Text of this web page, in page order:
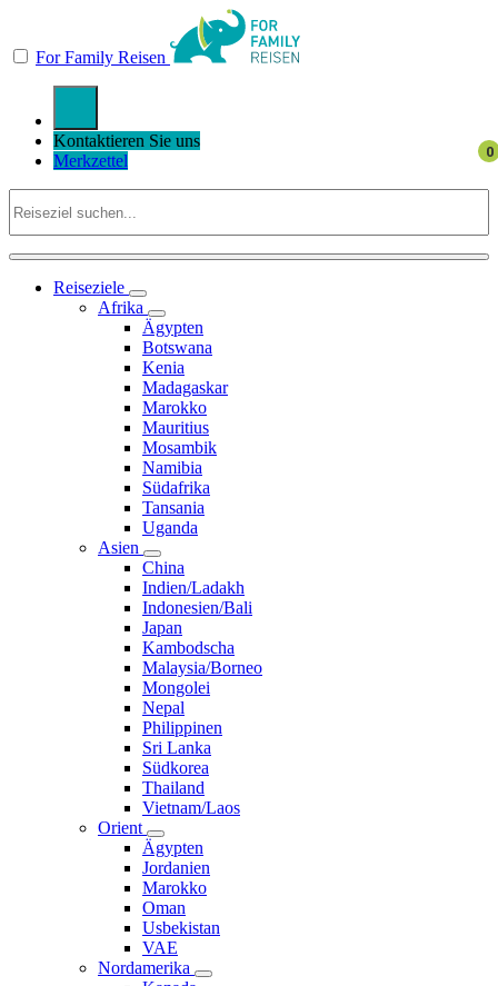
For Family Reisen
Kontaktieren Sie uns
Merkzettel
Reiseziele
Afrika
Ägypten
Botswana
Kenia
Madagaskar
Marokko
Mauritius
Mosambik
Namibia
Südafrika
Tansania
Uganda
Asien
China
Indien/Ladakh
Indonesien/Bali
Japan
Kambodscha
Malaysia/Borneo
Mongolei
Nepal
Philippinen
Sri Lanka
Südkorea
Thailand
Vietnam/Laos
Orient
Ägypten
Jordanien
Marokko
Oman
Usbekistan
VAE
Nordamerika